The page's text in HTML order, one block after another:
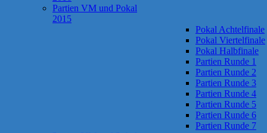
Partien VM und Pokal
2015
Pokal Achtelfinale
Pokal Viertelfinale
Pokal Halbfinale
Partien Runde 1
Partien Runde 2
Partien Runde 3
Partien Runde 4
Partien Runde 5
Partien Runde 6
Partien Runde 7